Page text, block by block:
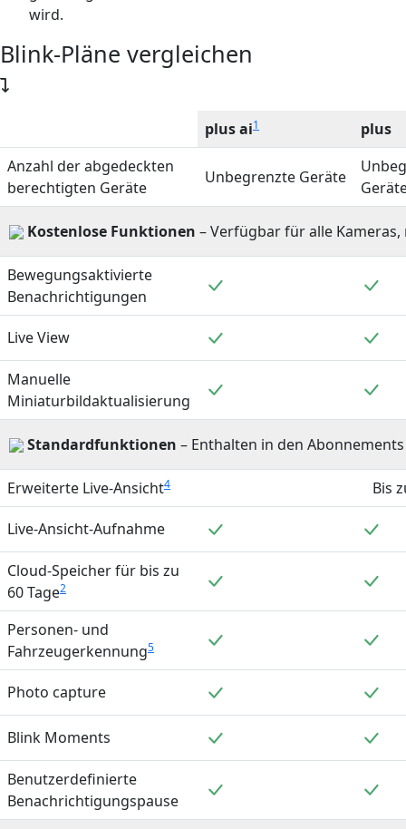
wird.
Blink-Pläne vergleichen
plus ai1
plus
Anzahl der abgedeckten
berechtigten Geräte
Unbegrenzte Geräte
Kostenlose Funktionen – Verfügbar für alle
Bewegungsaktivierte
Benachrichtigungen
Live View
Manuelle
Miniaturbildaktualisierung
Standardfunktionen – Enthalten in den
Erweiterte Live-Ansicht4 Bis
Live-Ansicht-Aufnahme
Cloud-Speicher für bis zu
60 Tage2
Personen- und
Fahrzeugerkennung5
Photo capture
Blink Moments
Benutzerdefinierte
Benachrichtigungspause